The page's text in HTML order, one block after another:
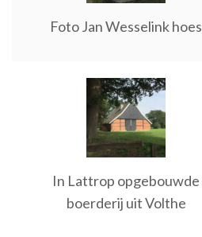
Foto Jan Wesselink hoes
In Lattrop opgebouwde
boerderij uit Volthe